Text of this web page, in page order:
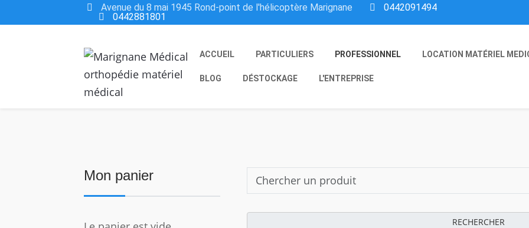
Avenue du 8 mai 1945 Rond-point de l'hélicoptère Marignane
0442091494
0442881801
ACCUEIL PARTICULIERS PROFESSIONNEL LOCATION MATÉRIEL
BLOG DÉSTOCKAGE L'ENTREPRISE
Mon panier
RECHERCHER